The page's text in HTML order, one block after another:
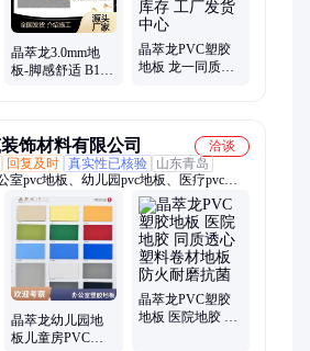
晶萃龙3.0mm地
板-脚感舒适 B1防
晶萃龙PVC塑胶
地板 龙一同质透
饰材料有限公司
洽谈
回复及时 真实性已核验
山东青岛
室pvc地板、幼儿园pvc地板、医疗pvc地
晶萃龙幼儿园地
板儿童房PVC塑
晶萃龙PVC塑胶
地板 医院地胶 同